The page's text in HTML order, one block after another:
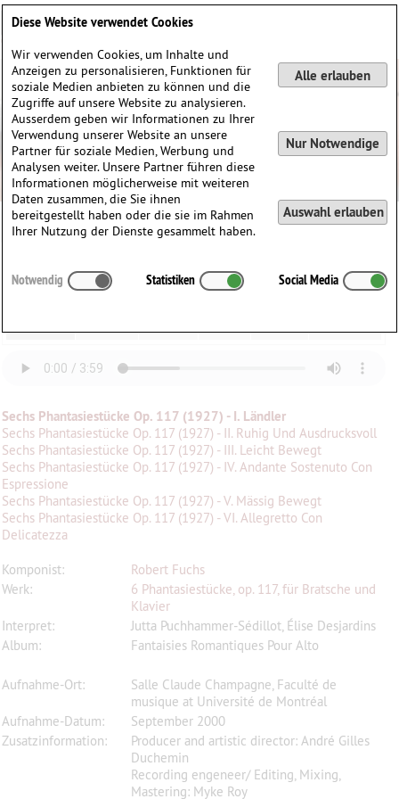
Sechs Phantasiestücke Op. 117 (1927)
Sechs Phantasiestücke Op. 117 (1927) - I. Ländler
Sechs Phantasiestücke Op. 117 (1927) - II. Ruhig Und Ausdrucksvoll
Sechs Phantasiestücke Op. 117 (1927) - III. Leicht Bewegt
Sechs Phantasiestücke Op. 117 (1927) - IV. Andante Sostenuto Con
Espressione
Sechs Phantasiestücke Op. 117 (1927) - V. Mässig Bewegt
Sechs Phantasiestücke Op. 117 (1927) - VI. Allegretto Con
Delicatezza
Komponist:
Robert Fuchs
Werk:
6 Phantasiestücke, op. 117, für Bratsche und
Klavier
Interpret:
Jutta Puchhammer-Sédillot, Élise Desjardins
Album:
Fantaisies Romantiques Pour Alto
Aufnahme-Ort:
Salle Claude Champagne, Faculté de
musique at Université de Montréal
Aufnahme-Datum:
September 2000
Zusatzinformation:
Producer and artistic director: André Gilles
Duchemin
Recording engeneer/ Editing, Mixing,
Mastering: Myke Roy
Diese Website verwendet Cookies
Wir verwenden Cookies, um Inhalte und
Anzeigen zu personalisieren, Funktionen für
soziale Medien anbieten zu können und die
Zugriffe auf unsere Website zu analysieren.
Ausserdem geben wir Informationen zu Ihrer
Verwendung unserer Website an unsere
Partner für soziale Medien, Werbung und
Analysen weiter. Unsere Partner führen diese
Informationen möglicherweise mit weiteren
Daten zusammen, die Sie ihnen
bereitgestellt haben oder die sie im Rahmen
Ihrer Nutzung der Dienste gesammelt haben.
Alle erlauben
Nur Notwendige
Auswahl erlauben
Notwendig Statistiken Social Media